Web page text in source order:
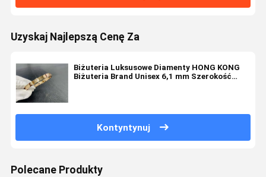
Uzyskaj Najlepszą Cenę Za
Biżuteria Luksusowe Diamenty HONG KONG
Biżuteria Brand Unisex 6,1 mm Szerokość
Kontyntynuj
Polecane Produkty